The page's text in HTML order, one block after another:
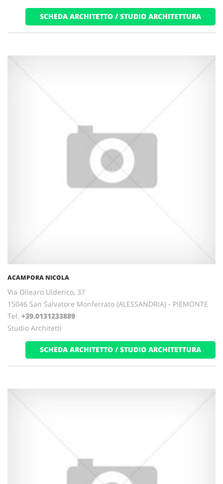
SCHEDA ARCHITETTO / STUDIO ARCHITETTURA
ACAMPORA NICOLA
Via Ollearo Ulderico, 37
15046 San Salvatore Monferrato (ALESSANDRIA) - PIEMONTE
Tel. +39.0131233889
Studio Architetti
SCHEDA ARCHITETTO / STUDIO ARCHITETTURA